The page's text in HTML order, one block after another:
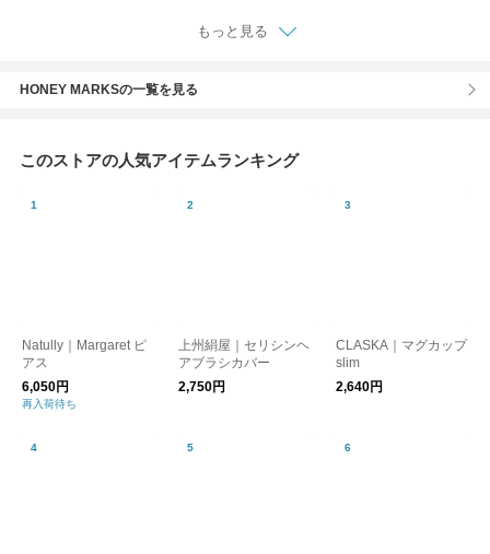
もっと見る
HONEY MARKSの一覧を見る
このストアの人気アイテムランキング
Natully｜Margaret ピ
アス
6,050円
再入荷待ち
上州絹屋｜セリシンヘ
アブラシカバー
2,750円
CLASKA｜マグカップ
slim
2,640円